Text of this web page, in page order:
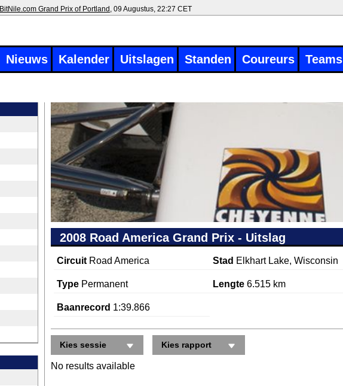
BitNile.com Grand Prix of Portland , 09 Augustus, 22:27 CET
Nieuws Kalender Uitslagen Standen Coureurs Teams
2008 Road America Grand Prix - Uitslag
Circuit Road America Stad Elkhart Lake, Wisconsin
Type Permanent Lengte6.515 km
Baanrecord 1:39.866
Kies sessie Kies rapport
No results available